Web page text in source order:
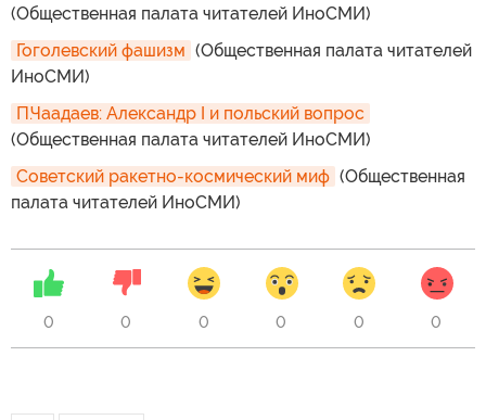
(Общественная палата читателей ИноСМИ)
Гоголевский фашизм (Общественная палата читателей
ИноСМИ)
П.Чаадаев: Александр I и польский вопрос
(Общественная палата читателей ИноСМИ)
Советский ракетно-космический миф (Общественная
палата читателей ИноСМИ)
0 0 0 0 0 0